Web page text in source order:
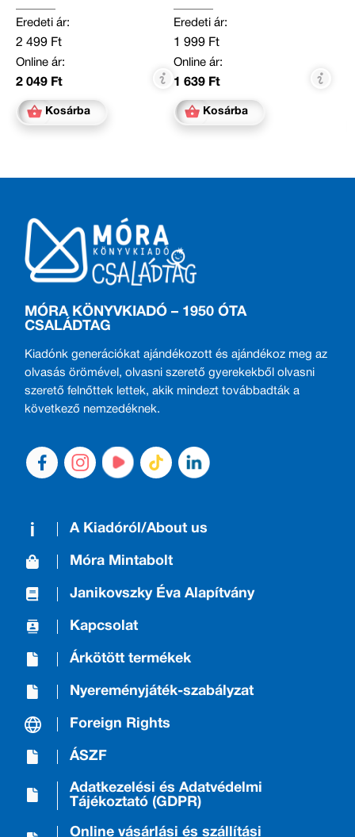
Eredeti ár:
2 499 Ft
Online ár:
2 049 Ft
Kosárba
Eredeti ár:
1 999 Ft
Online ár:
1 639 Ft
Kosárba
MÓRA KÖNYVKIADÓ – 1950 ÓTA
CSALÁDTAG
Kiadónk generációkat ajándékozott és ajándékoz meg az
olvasás örömével, olvasni szerető gyerekekből olvasni
szerető felnőttek lettek, akik mindezt továbbadták a
következő nemzedéknek.
A Kiadóról/About us
Móra Mintabolt
Janikovszky Éva Alapítvány
Kapcsolat
Árkötött termékek
Nyereményjáték-szabályzat
Foreign Rights
ÁSZF
Adatkezelési és Adatvédelmi
Tájékoztató (GDPR)
Online vásárlási és szállítási